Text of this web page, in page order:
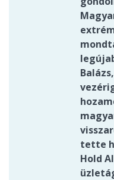
tette
Hold